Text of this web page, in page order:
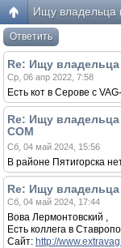
Ищу владельца
Ответить
Re: Ищу владельца
Ср, 06 апр 2022, 7:58
Есть кот в Серове с
Re: Ищу владельца
COM
Сб, 04 май 2024, 15:56
В районе Пятигорска
Re: Ищу владельца
Сб, 04 май 2024, 17:44
Вова Лермонтовский ,
Есть коллега в
Сайт: http://